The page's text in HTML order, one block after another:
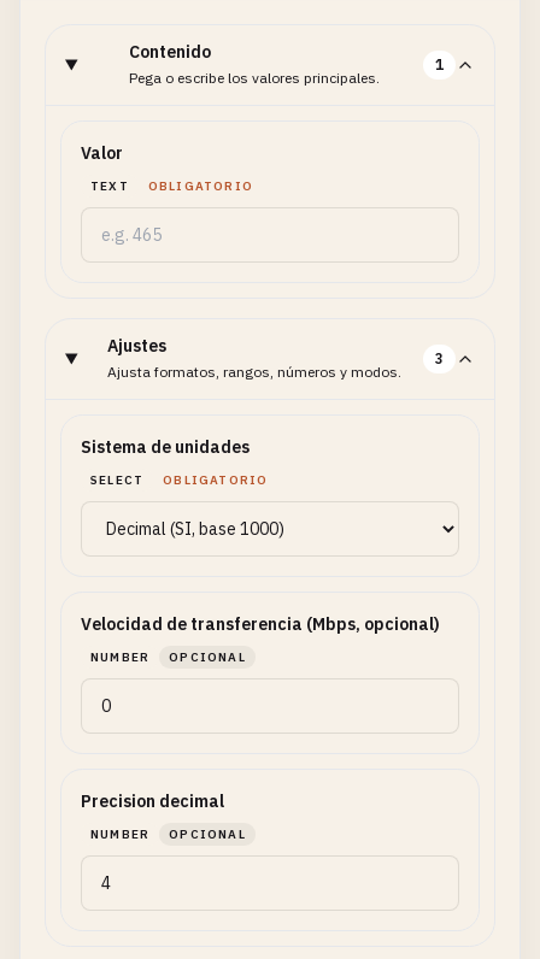
Contenido
Pega o escribe los valores principales.
1
Valor
TEXT OBLIGATORIO
Ajustes
Ajusta formatos, rangos, números y modos.
3
Sistema de unidades
SELECT OBLIGATORIO
Velocidad de transferencia (Mbps, opcional)
NUMBER OPCIONAL
Precision decimal
NUMBER OPCIONAL